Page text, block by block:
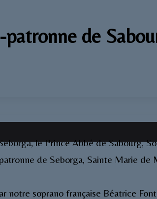
patronne de
le Prince Abbé de Sabourg,
de Seborga, Sainte Marie de
notre soprano française Béatrice